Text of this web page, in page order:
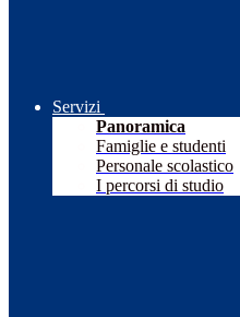
Servizi
Panoramica
Famiglie e studenti
Personale scolastico
I percorsi di studio